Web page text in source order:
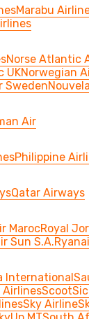
Marabu
Norse Atlantic
UKNorwegian
Sweden
Air
Philippine
Qatar Airways
MarocRoyal
Sun S.A.
International
Scoot
Sky Airline